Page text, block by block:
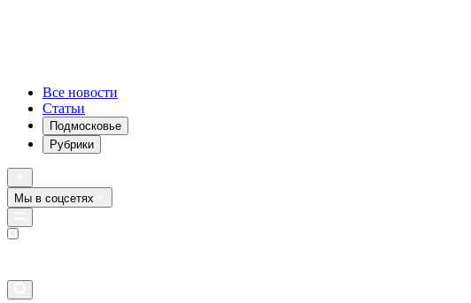
Все новости
Статьи
Подмосковье
Рубрики
Мы в соцсетях